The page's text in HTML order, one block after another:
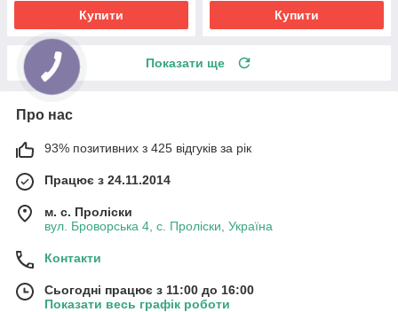
Купити Купити
Показати ще
Про нас
93% позитивних з 425 відгуків за рік
Працює з 24.11.2014
м. с. Проліски
вул. Броворська 4, с. Проліски, Україна
Контакти
Сьогодні працює з 11:00 до 16:00
Показати весь графік роботи